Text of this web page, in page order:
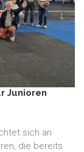
Junioren
sich an
die bereits